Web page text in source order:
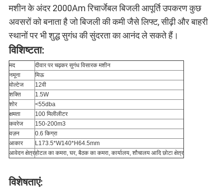
मशीन के अंदर 2000Am रिचार्जेबल बिजली आपूर्ति उपकरण कुछ
अवसरों को बनाता है जो बिजली की कमी जैसे लिफ्ट, सीढ़ी और बाहरी
स्थानों पर भी शुद्ध सुगंध की सुंदरता का आनंद ले सकते हैं।
विशिष्टता:
मद
दीवार पर चढ़कर सुगंध विसारक मशीन
नमूना
मिऊ
वोल्टेज
12वी
शक्ति
1.5W
शोर
<55dba
क्षमता
100 मिलीलीटर
कवरेज
150-200m3
वज़न
0.6 किग्रा
आकार
L173.5*W140*H64.5mm
आवेदन क्षेत्रहोटल का कमरा, घर, बैठक का कमरा, कार्यालय, शौचालय आदि छोटा क्षेत्र
विशेषताएं: